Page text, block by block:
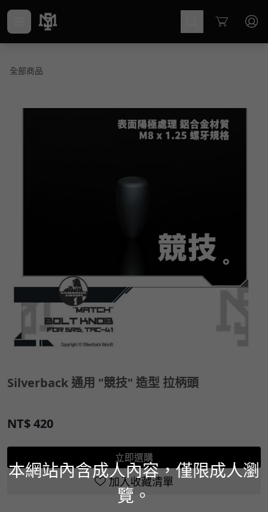
Cart
全部商品
Silverback 通用 "競技" 造型 拉柄頭
NT$420
立即選購
加入收藏清單
本網站內含成人內容，僅限成人瀏
覽。